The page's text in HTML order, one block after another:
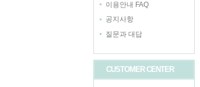
이용안내 FAQ
공지사항
질문과 대답
CUSTOMER CENTER